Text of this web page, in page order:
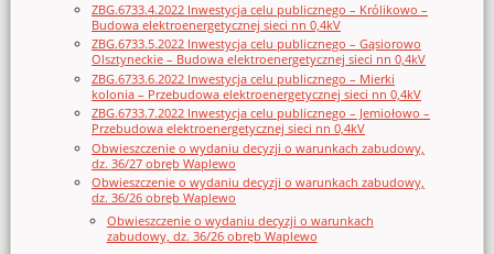
ZBG.6733.4.2022 Inwestycja celu publicznego – Królikowo –
Budowa elektroenergetycznej sieci nn 0,4kV
ZBG.6733.5.2022 Inwestycja celu publicznego – Gąsiorowo
Olsztyneckie – Budowa elektroenergetycznej sieci nn 0,4kV
ZBG.6733.6.2022 Inwestycja celu publicznego – Mierki
kolonia – Przebudowa elektroenergetycznej sieci nn 0,4kV
ZBG.6733.7.2022 Inwestycja celu publicznego – Jemiołowo –
Przebudowa elektroenergetycznej sieci nn 0,4kV
Obwieszczenie o wydaniu decyzji o warunkach zabudowy,
dz. 36/27 obręb Waplewo
Obwieszczenie o wydaniu decyzji o warunkach zabudowy,
dz. 36/26 obręb Waplewo
Obwieszczenie o wydaniu decyzji o warunkach
zabudowy, dz. 36/26 obręb Waplewo